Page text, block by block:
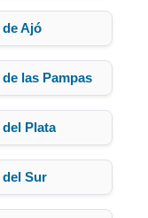
de Ajó
de las Pampas
del Plata
del Sur